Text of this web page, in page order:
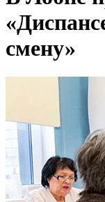
смену»